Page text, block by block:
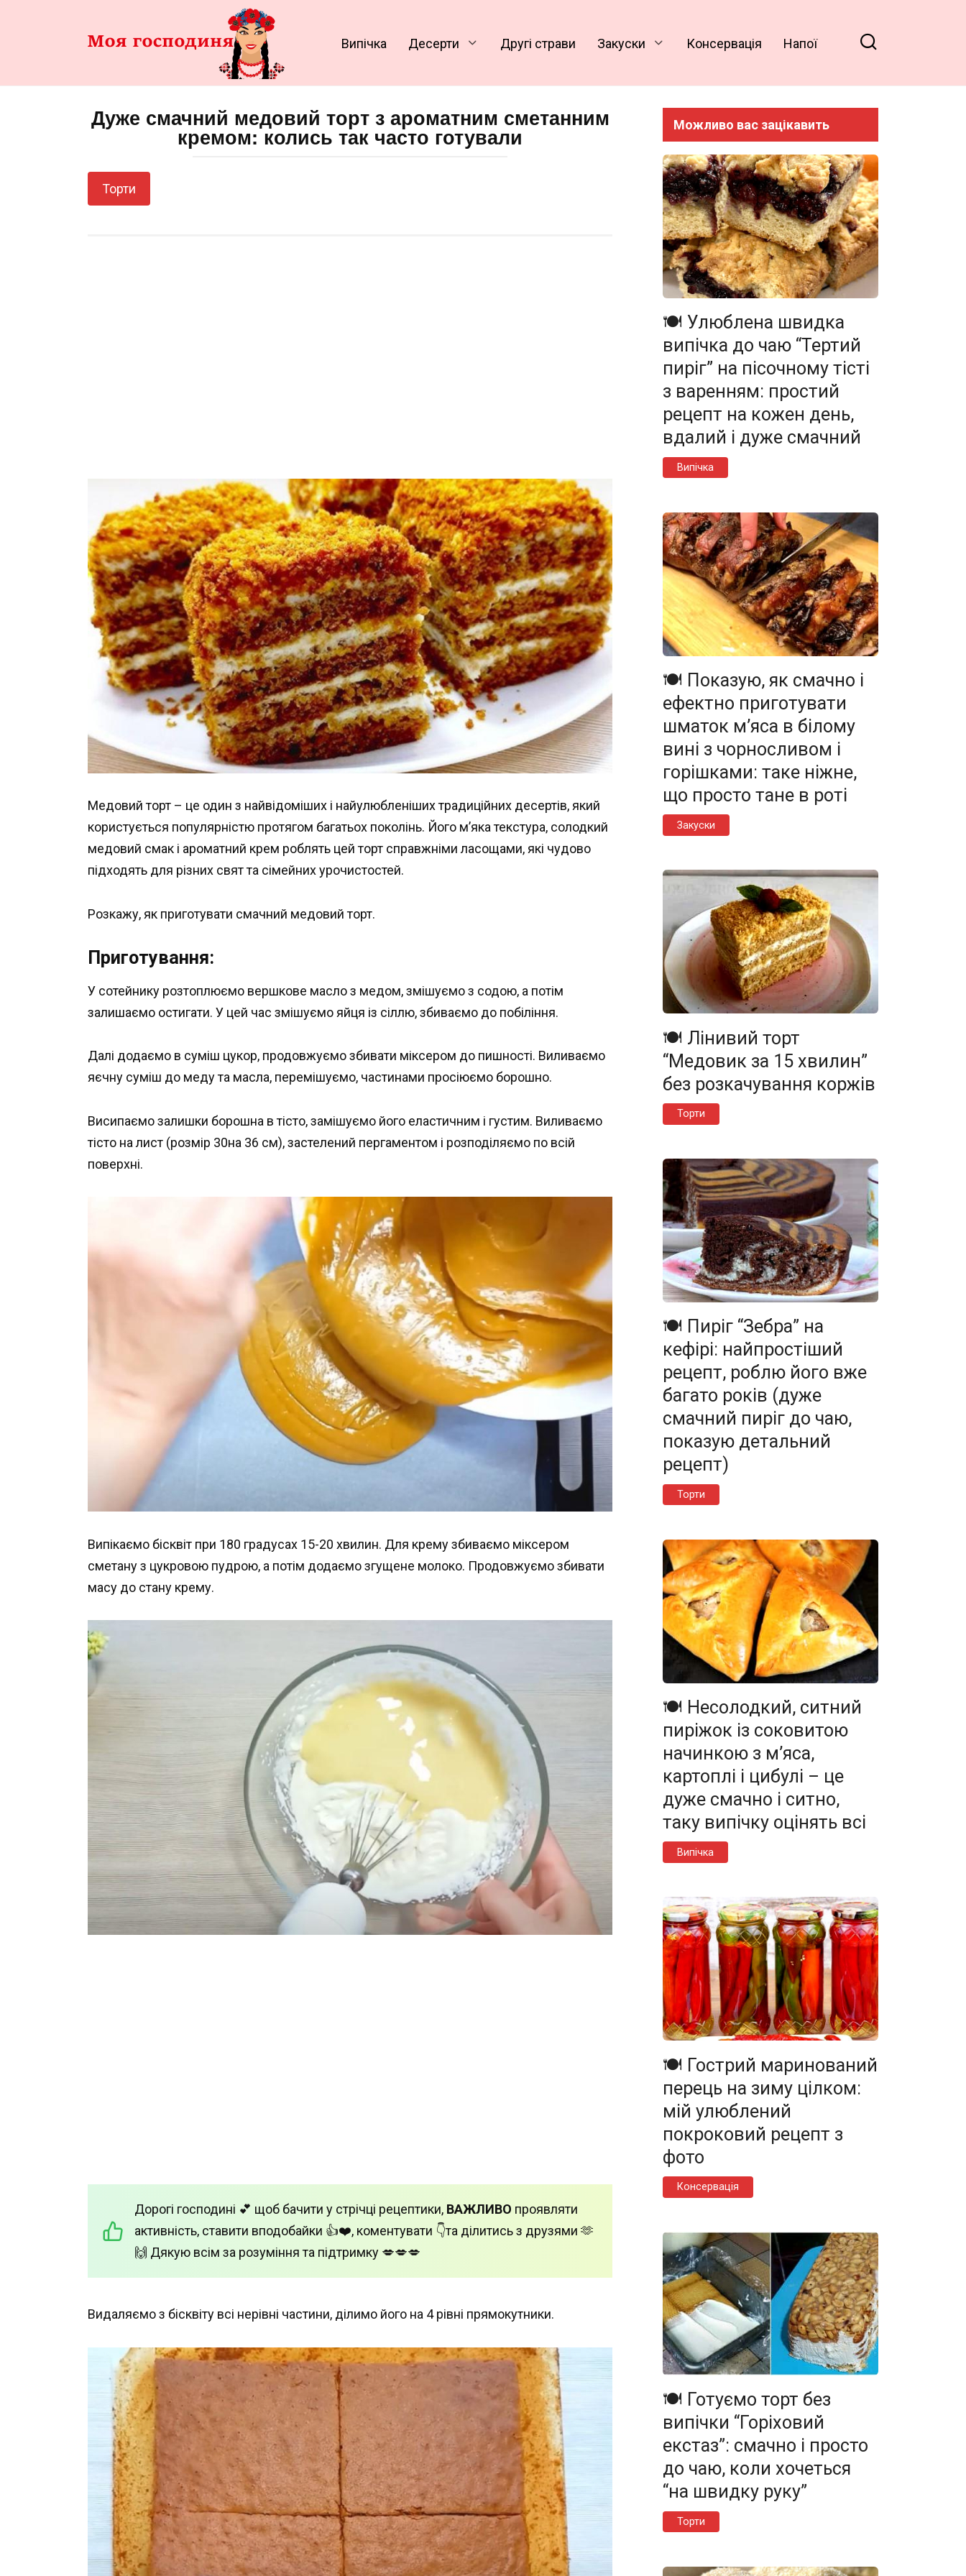
Випічка Десерти Другі страви Закуски Консервація Напої
Дуже смачний медовий торт з ароматним сметанним
кремом: колись так часто готували
Торти
Медовий торт – це один з найвідоміших і найулюбленіших традиційних десертів, який
користується популярністю протягом багатьох поколінь. Його м’яка текстура, солодкий
медовий смак і ароматний крем роблять цей торт справжніми ласощами, які чудово
підходять для різних свят та сімейних урочистостей.
Розкажу, як приготувати смачний медовий торт.
Приготування:
У сотейнику розтоплюємо вершкове масло з медом, змішуємо з содою, а потім
залишаємо остигати. У цей час змішуємо яйця із сіллю, збиваємо до побіління.
Далі додаємо в суміш цукор, продовжуємо збивати міксером до пишності. Виливаємо
яєчну суміш до меду та масла, перемішуємо, частинами просіюємо борошно.
Висипаємо залишки борошна в тісто, замішуємо його еластичним і густим. Виливаємо
тісто на лист (розмір 30на 36 см), застелений пергаментом і розподіляємо по всій
поверхні.
Випікаємо бісквіт при 180 градусах 15-20 хвилин. Для крему збиваємо міксером
сметану з цукровою пудрою, а потім додаємо згущене молоко. Продовжуємо збивати
масу до стану крему.
Дорогі господині 💕 щоб бачити у стрічці рецептики, ВАЖЛИВО проявляти
активність, ставити вподобайки 👍❤️, коментувати 👇та ділитись з друзями 🫶
🙌 Дякую всім за розуміння та підтримку 💋💋💋
Видаляємо з бісквіту всі нерівні частини, ділимо його на 4 рівні прямокутники.
Можливо вас зацікавить
🍽️ Улюблена швидка
випічка до чаю “Тертий
пиріг” на пісочному тісті
з варенням: простий
рецепт на кожен день,
вдалий і дуже смачний
Випічка
🍽️ Показую, як смачно і
ефектно приготувати
шматок м’яса в білому
вині з чорносливом і
горішками: таке ніжне,
що просто тане в роті
Закуски
🍽️ Лінивий торт
“Медовик за 15 хвилин”
без розкачування коржів
Торти
🍽️ Пиріг “Зебра” на
кефірі: найпростіший
рецепт, роблю його вже
багато років (дуже
смачний пиріг до чаю,
показую детальний
рецепт)
Торти
🍽️ Несолодкий, ситний
пиріжок із соковитою
начинкою з м’яса,
картоплі і цибулі – це
дуже смачно і ситно,
таку випічку оцінять всі
Випічка
🍽️ Гострий маринований
перець на зиму цілком:
мій улюблений
покроковий рецепт з
фото
Консервація
🍽️ Готуємо торт без
випічки “Горіховий
екстаз”: смачно і просто
до чаю, коли хочеться
“на швидку руку”
Торти